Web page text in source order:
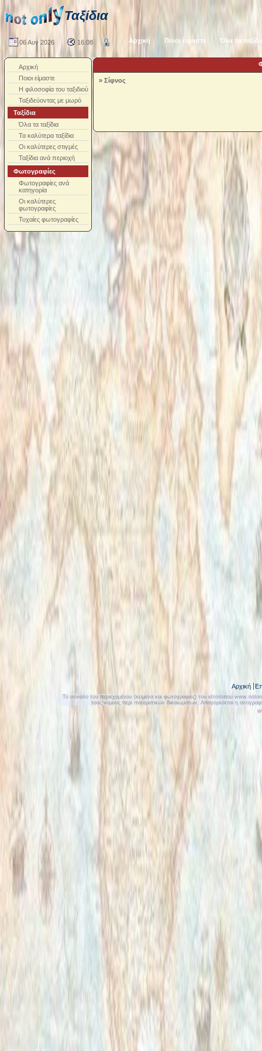
Ταξίδια
06 Αυγ 2026 16:08 Αρχική Ποιοι είμαστε Όλα τα
Αρχική
Ποιοι είμαστε
Η φιλοσοφία του ταξιδιού
Ταξιδεύοντας με μωρό
Ταξίδια
Όλα τα ταξίδια
Τα καλύτερα ταξίδια
Οι καλύτερες στιγμές
Ταξίδια ανά περιοχή
Φωτογραφίες
Φωτογραφίες ανά
κατηγορία
Οι καλύτερες
φωτογραφίες
Τυχαίες φωτογραφίες
» Σίφνος
Αρχική
Το σύνολο του περιεχομένου (κείμενα και φωτογραφίες) του ιστοτόπου
τους νόμους περί πνευματικών δικαιωμάτων. Απαγορεύεται η